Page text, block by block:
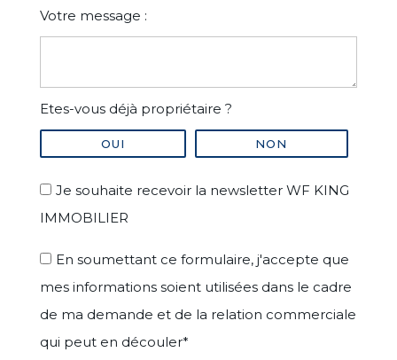
Votre message :
Etes-vous déjà propriétaire ?
OUI NON
Je souhaite recevoir la newsletter WF KING
IMMOBILIER
En soumettant ce formulaire, j'accepte que
mes informations soient utilisées dans le cadre
de ma demande et de la relation commerciale
qui peut en découler*